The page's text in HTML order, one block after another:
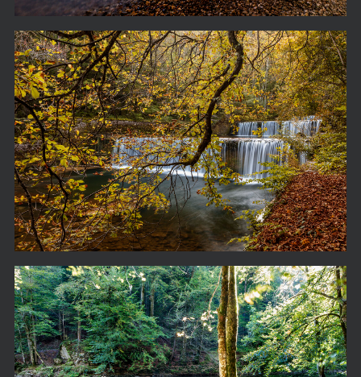
Gorge de l'areuse 16-10-10-1878